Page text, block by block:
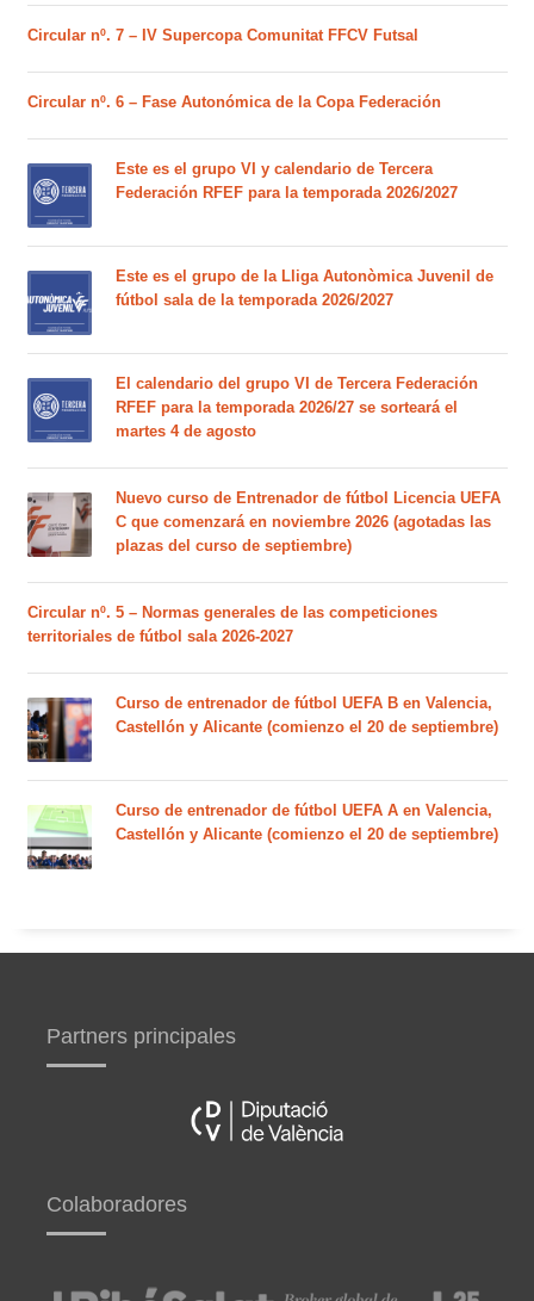
Circular nº. 7 – IV Supercopa Comunitat FFCV Futsal
Circular nº. 6 – Fase Autonómica de la Copa Federación
Este es el grupo VI y calendario de Tercera
Federación RFEF para la temporada 2026/2027
Este es el grupo de la Lliga Autonòmica Juvenil de
fútbol sala de la temporada 2026/2027
El calendario del grupo VI de Tercera Federación
RFEF para la temporada 2026/27 se sorteará el
martes 4 de agosto
Nuevo curso de Entrenador de fútbol Licencia UEFA
C que comenzará en noviembre 2026 (agotadas las
plazas del curso de septiembre)
Circular nº. 5 – Normas generales de las competiciones
territoriales de fútbol sala 2026-2027
Curso de entrenador de fútbol UEFA B en Valencia,
Castellón y Alicante (comienzo el 20 de septiembre)
Curso de entrenador de fútbol UEFA A en Valencia,
Castellón y Alicante (comienzo el 20 de septiembre)
Partners principales
Colaboradores